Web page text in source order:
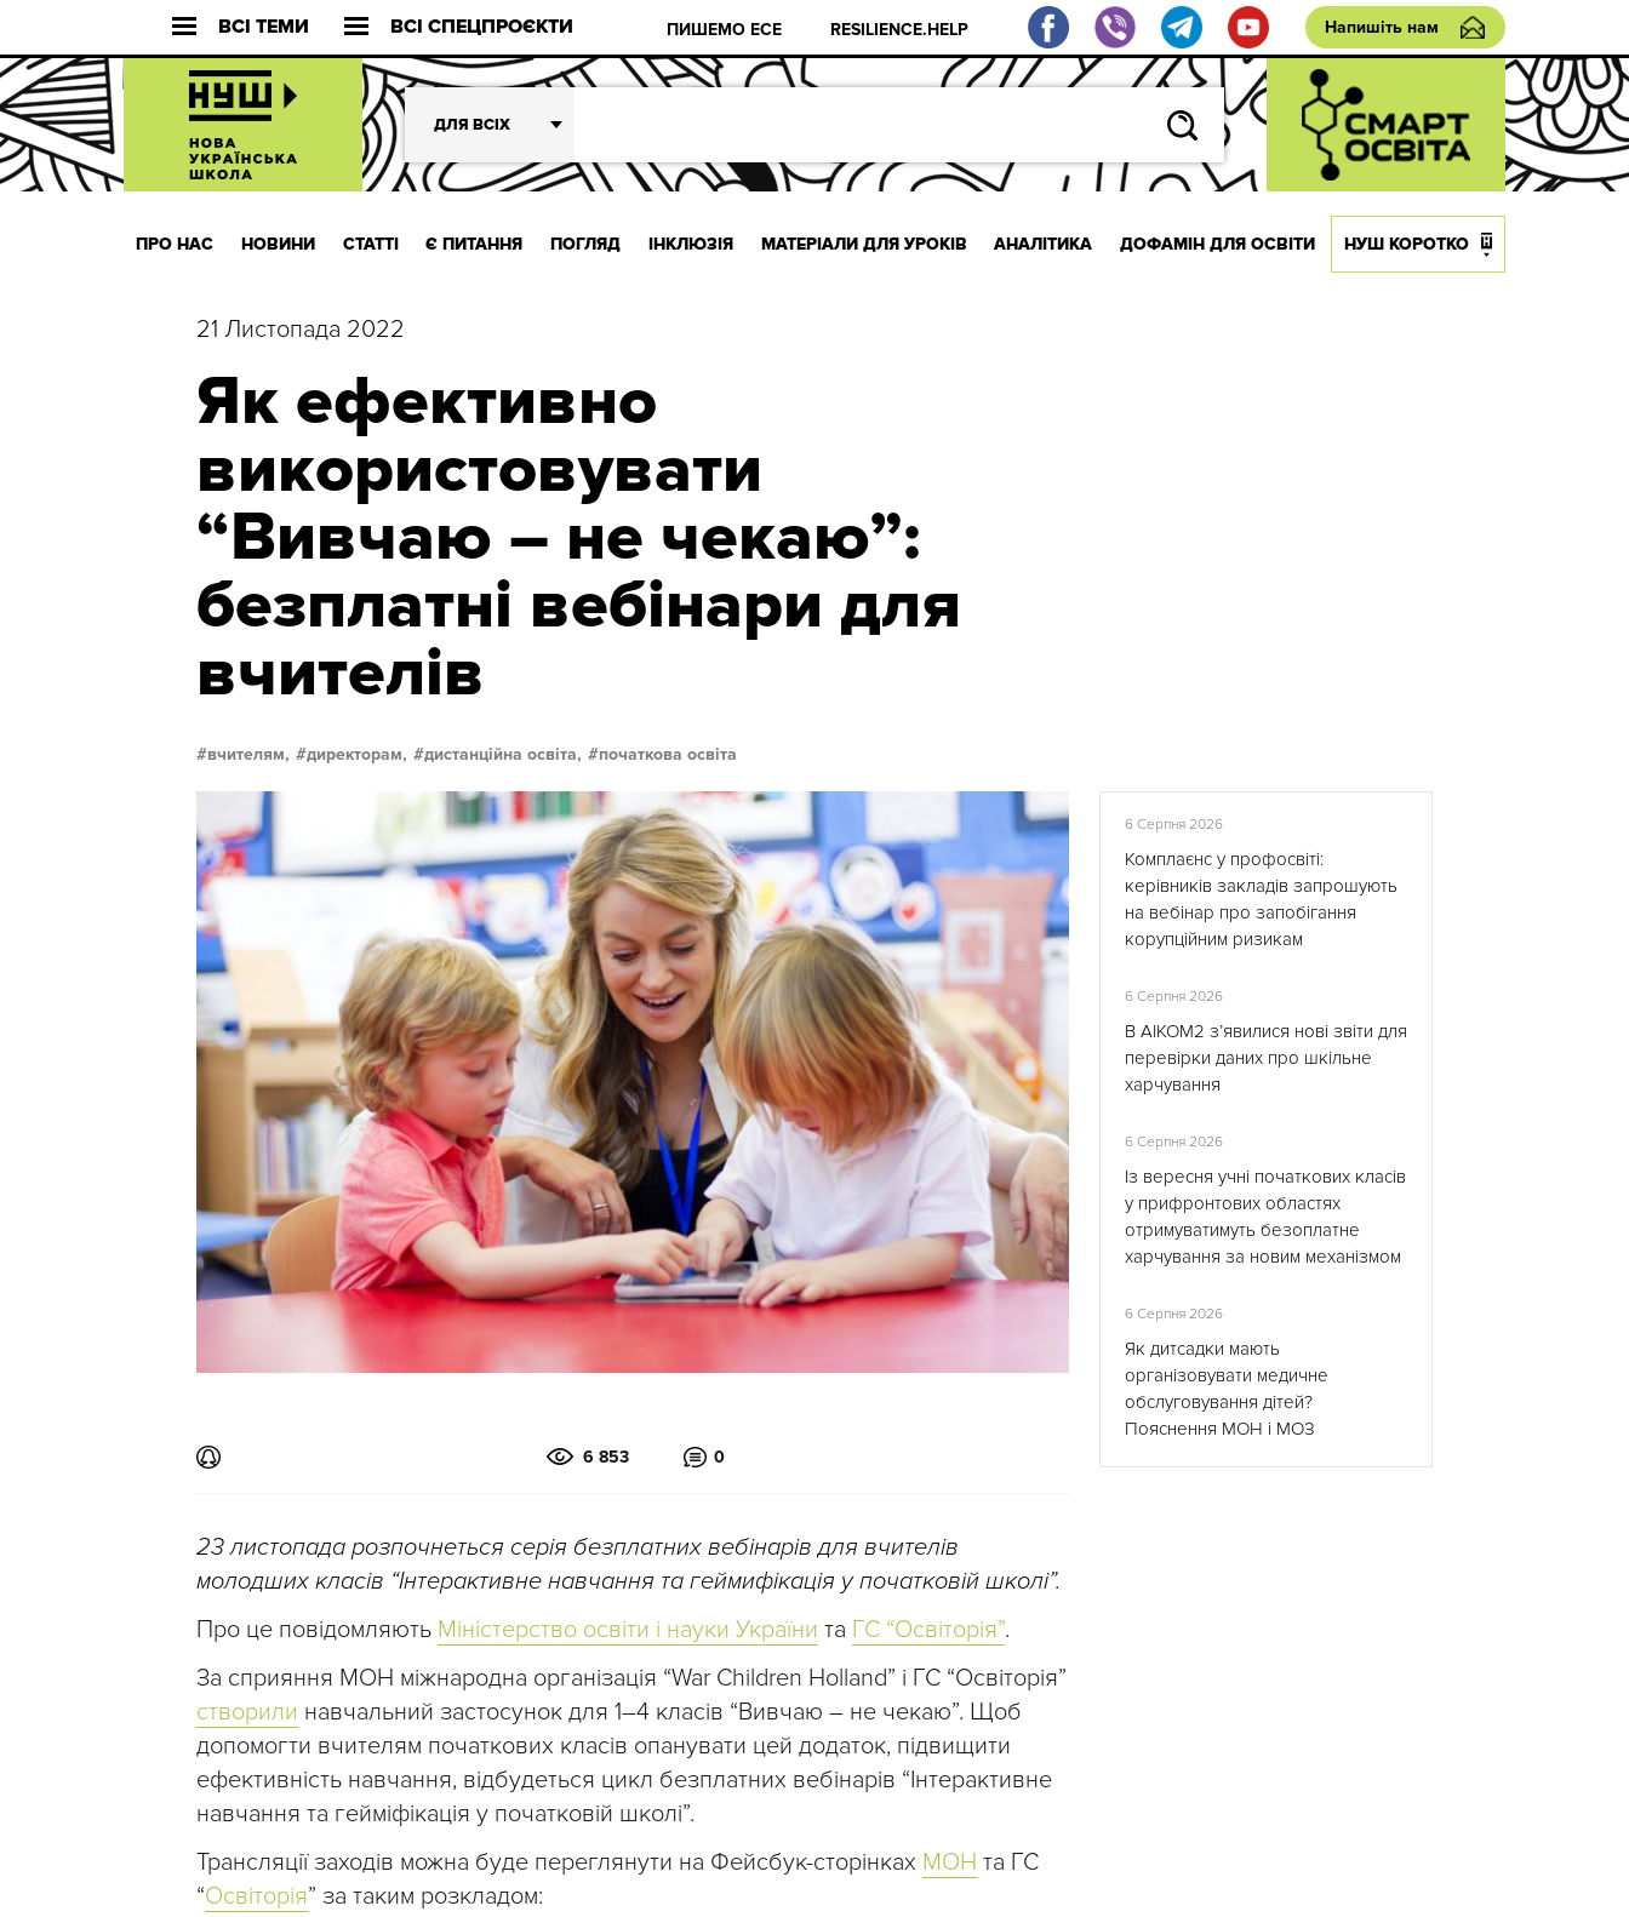
ВСІ ТЕМИ ВСІ СПЕЦПРОЄКТИ ПИШЕМО ЕСЕ RESILIENCE.HELP Напишіть нам
ДЛЯ ВСІХ
ПРО НАС НОВИНИ СТАТТІ Є ПИТАННЯ ПОГЛЯД ІНКЛЮЗІЯ МАТЕРІАЛИ ДЛЯ УРОКІВ АНАЛІТИКА ДОФАМІН ДЛЯ ОСВІТИ НУШ КОРОТКО
21 Листопада 2022
Як ефективно
використовувати
“Вивчаю – не чекаю”:
безплатні вебінари для
вчителів
вчителям, директорам, дистанційна освіта, початкова освіта
6 853 0
23 листопада розпочнеться серія безплатних вебінарів для вчителів
молодших класів “Інтерактивне навчання та геймифікація у початковій школі”.
Про це повідомляють Міністерство освіти і науки України та ГС “Освіторія”.
За сприяння МОН міжнародна організація “War Children Holland” і ГС “Освіторія”
створили навчальний застосунок для 1–4 класів “Вивчаю – не чекаю”. Щоб
допомогти вчителям початкових класів опанувати цей додаток, підвищити
ефективність навчання, відбудеться цикл безплатних вебінарів “Інтерактивне
навчання та гейміфікація у початковій школі”.
Трансляції заходів можна буде переглянути на Фейсбук-сторінках МОН та ГС
“Освіторія” за таким розкладом:
6 Серпня 2026
Комплаєнс у профосвіті:
керівників закладів запрошують
на вебінар про запобігання
корупційним ризикам
6 Серпня 2026
В АІКОМ2 з’явилися нові звіти для
перевірки даних про шкільне
харчування
6 Серпня 2026
Із вересня учні початкових класів
у прифронтових областях
отримуватимуть безоплатне
харчування за новим механізмом
6 Серпня 2026
Як дитсадки мають
організовувати медичне
обслуговування дітей?
Пояснення МОН і МОЗ